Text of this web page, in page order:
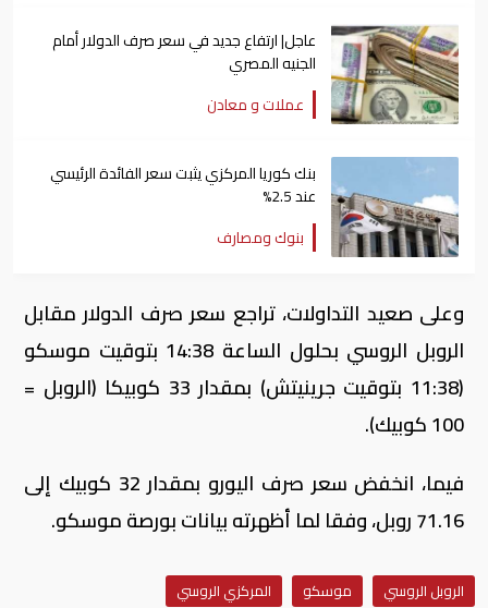
عاجل| ارتفاع جديد في سعر صرف الدولار أمام
الجنيه المصري
عملات و معادن
بنك كوريا المركزي يثبت سعر الفائدة الرئيسي
عند 2.5%
بنوك ومصارف
وعلى صعيد التداولات، تراجع سعر صرف الدولار مقابل
الروبل الروسي بحلول الساعة 14:38 بتوقيت موسكو
(11:38 بتوقيت جرينيتش) بمقدار 33 كوبيكا (الروبل =
100 كوبيك).
فيما، انخفض سعر صرف اليورو بمقدار 32 كوبيك إلى
71.16 روبل، وفقا لما أظهرته بيانات بورصة موسكو.
الروبل الروسي موسكو
المركزي الروسي